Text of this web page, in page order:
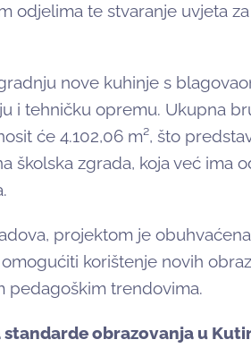
odjelima te stvaranje uvjeta
nove kuhinje s
i tehničku opremu. Ukupna
će 4.102,06 m², što
školska zgrada, koja već ima
projektom je
korištenje novih
pedagoškim trendovima.
obrazovanja u